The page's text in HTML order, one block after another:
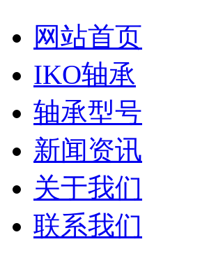
网站首页
IKO轴承
轴承型号
新闻资讯
关于我们
联系我们